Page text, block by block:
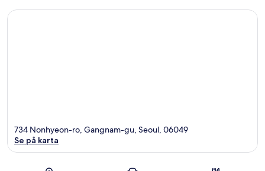
734 Nonhyeon-ro, Gangnam-gu, Seoul, 06049
Se på karta